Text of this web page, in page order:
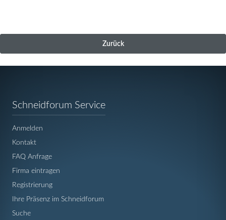
Zurück
Schneidforum Service
Anmelden
Kontakt
FAQ Anfrage
Firma eintragen
Registrierung
Ihre Präsenz im Schneidforum
Suche